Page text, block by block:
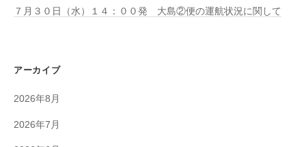
７月３０日（水）１４：００発 大島②便の運航状況に関して
アーカイブ
2026年8月
2026年7月